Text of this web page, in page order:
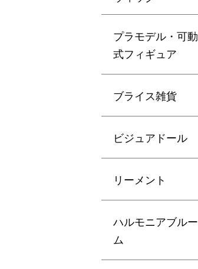
プラモデル・可動
式フィギュア
ブライス雑貨
ビジュアドール
リーメント
ハルモニアブルー
ム